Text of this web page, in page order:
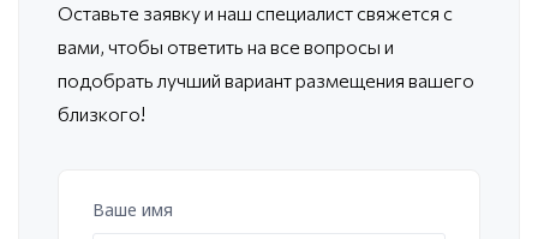
Оставьте заявку и наш специалист свяжется с
вами, чтобы ответить на все вопросы и
подобрать лучший вариант размещения вашего
близкого!